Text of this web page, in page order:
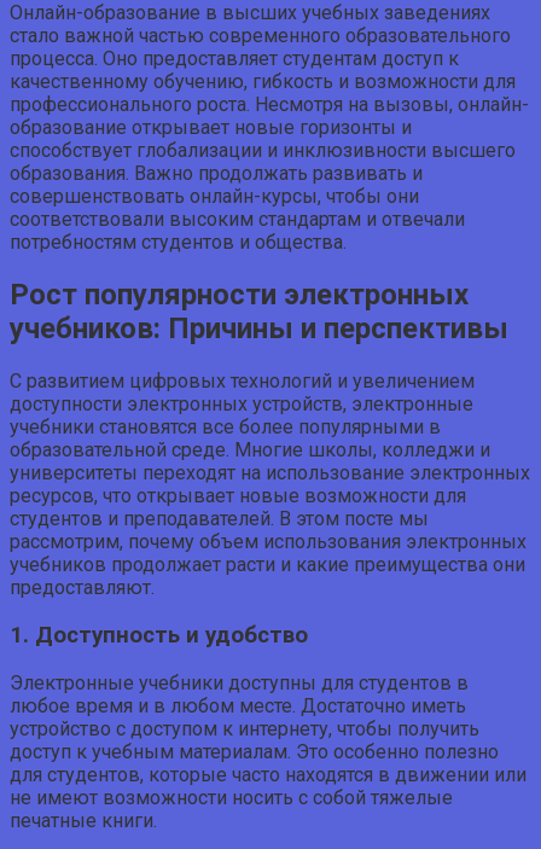
Онлайн-образование в высших учебных заведениях
стало важной частью современного образовательного
процесса. Оно предоставляет студентам доступ к
качественному обучению, гибкость и возможности для
профессионального роста. Несмотря на вызовы, онлайн-
образование открывает новые горизонты и
способствует глобализации и инклюзивности высшего
образования. Важно продолжать развивать и
совершенствовать онлайн-курсы, чтобы они
соответствовали высоким стандартам и отвечали
потребностям студентов и общества.
Рост популярности электронных
учебников: Причины и перспективы
С развитием цифровых технологий и увеличением
доступности электронных устройств, электронные
учебники становятся все более популярными в
образовательной среде. Многие школы, колледжи и
университеты переходят на использование электронных
ресурсов, что открывает новые возможности для
студентов и преподавателей. В этом посте мы
рассмотрим, почему объем использования электронных
учебников продолжает расти и какие преимущества они
предоставляют.
1. Доступность и удобство
Электронные учебники доступны для студентов в
любое время и в любом месте. Достаточно иметь
устройство с доступом к интернету, чтобы получить
доступ к учебным материалам. Это особенно полезно
для студентов, которые часто находятся в движении или
не имеют возможности носить с собой тяжелые
печатные книги.